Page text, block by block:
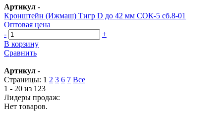
Артикул -
Кронштейн (Ижмаш) Тигр D до 42 мм СОК-5 сб.8-01
Оптовая цена
-
+
В корзину
Сравнить
Артикул -
Страницы: 1 2 3 6 7 Все
1 - 20 из 123
Лидеры продаж:
Нет товаров.